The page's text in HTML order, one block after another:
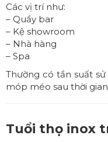
Các vị trí như:
– Quầy bar
– Kệ showroom
– Nhà hàng
– Spa
Thường có tần suất
móp méo sau thời
Tuổi thọ inox